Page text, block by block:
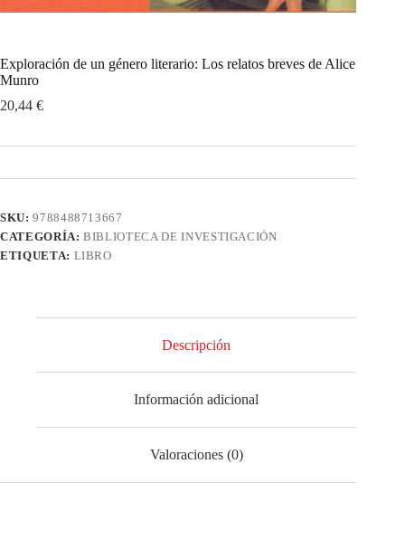
Exploración de un género literario: Los relatos breves de Alice
Munro
20,44 €
SKU:9788488713667
CATEGORÍA:BIBLIOTECA DE INVESTIGACIÓN
ETIQUETA: LIBRO
Descripción
Información adicional
Valoraciones (0)